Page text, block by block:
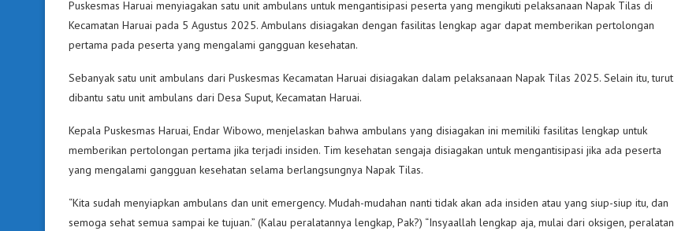
Puskesmas Haruai menyiagakan satu unit ambulans untuk mengantisipasi peserta yang mengikuti pelaksanaan Napak Tilas di
Kecamatan Haruai pada 5 Agustus 2025. Ambulans disiagakan dengan fasilitas lengkap agar dapat memberikan pertolongan
pertama pada peserta yang mengalami gangguan kesehatan.
Sebanyak satu unit ambulans dari Puskesmas Kecamatan Haruai disiagakan dalam pelaksanaan Napak Tilas 2025. Selain itu, turut
dibantu satu unit ambulans dari Desa Suput, Kecamatan Haruai.
Kepala Puskesmas Haruai, Endar Wibowo, menjelaskan bahwa ambulans yang disiagakan ini memiliki fasilitas lengkap untuk
memberikan pertolongan pertama jika terjadi insiden. Tim kesehatan sengaja disiagakan untuk mengantisipasi jika ada peserta
yang mengalami gangguan kesehatan selama berlangsungnya Napak Tilas.
“Kita sudah menyiapkan ambulans dan unit emergency. Mudah-mudahan nanti tidak akan ada insiden atau yang siup-siup itu, dan
semoga sehat semua sampai ke tujuan.” (Kalau peralatannya lengkap, Pak?) “Insyaallah lengkap aja, mulai dari oksigen, peralatan